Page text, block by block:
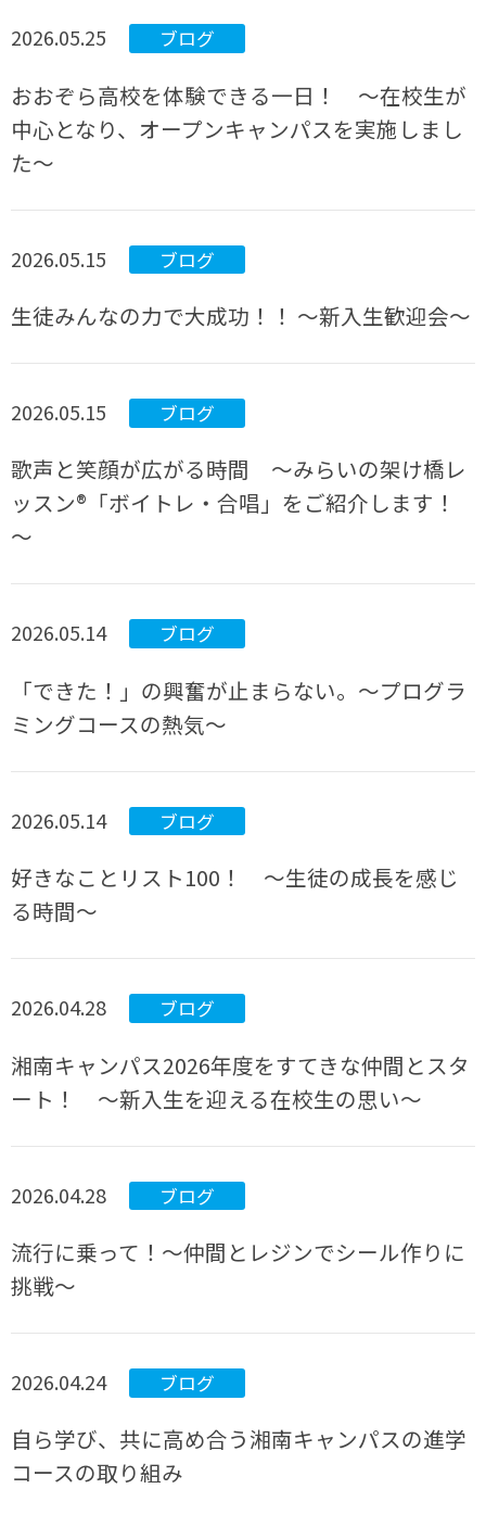
2026.05.25 ブログ
おおぞら高校を体験できる一日！ ～在校生が
中心となり、オープンキャンパスを実施しまし
た～
2026.05.15 ブログ
生徒みんなの力で大成功！！ ～新入生歓迎会～
2026.05.15 ブログ
歌声と笑顔が広がる時間 ～みらいの架け橋レ
ッスン®「ボイトレ・合唱」をご紹介します！
～
2026.05.14 ブログ
「できた！」の興奮が止まらない。～プログラ
ミングコースの熱気～
2026.05.14 ブログ
好きなことリスト100！ ～生徒の成長を感じ
る時間～
2026.04.28 ブログ
湘南キャンパス2026年度をすてきな仲間とスタ
ート！ ～新入生を迎える在校生の思い～
2026.04.28 ブログ
流行に乗って！～仲間とレジンでシール作りに
挑戦～
2026.04.24 ブログ
自ら学び、共に高め合う湘南キャンパスの進学
コースの取り組み